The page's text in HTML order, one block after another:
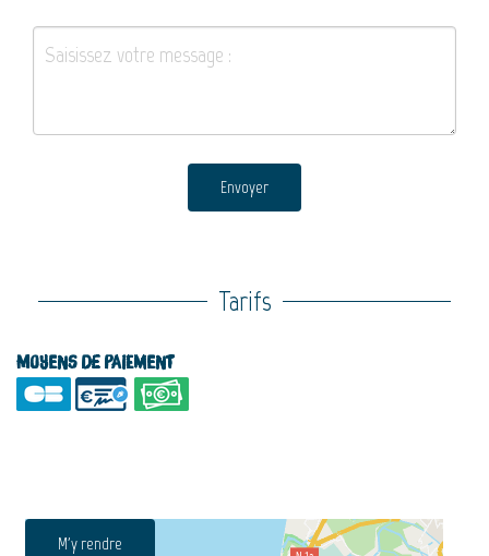
Envoyer
Tarifs
Moyens de paiement
M'y rendre